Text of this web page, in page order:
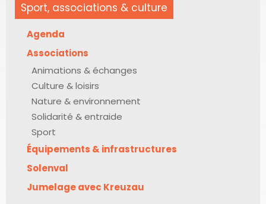
Sport, associations & culture
Agenda
Associations
Animations & échanges
Culture & loisirs
Nature & environnement
Solidarité & entraide
Sport
Équipements & infrastructures
Solenval
Jumelage avec Kreuzau